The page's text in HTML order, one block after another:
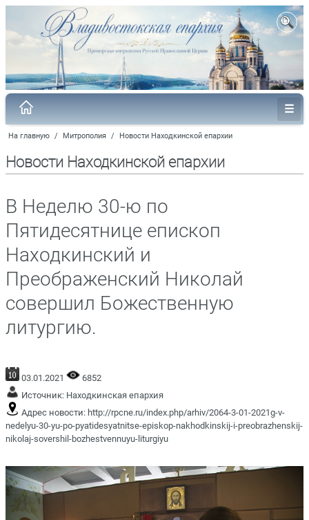
На главную / Митрополия / Новости Находкинской епархии
Новости Находкинской епархии
В Неделю 30-ю по
Пятидесятнице епископ
Находкинский и
Преображенский Николай
совершил Божественную
литургию.
03.01.2021
6852
Источник: Находкинская епархия
Адрес новости: http://rpcne.ru/index.php/arhiv/2064-3-01-2021g-v-
nedelyu-30-yu-po-pyatidesyatnitse-episkop-nakhodkinskij-i-preobrazhenskij-
nikolaj-sovershil-bozhestvennuyu-liturgiyu